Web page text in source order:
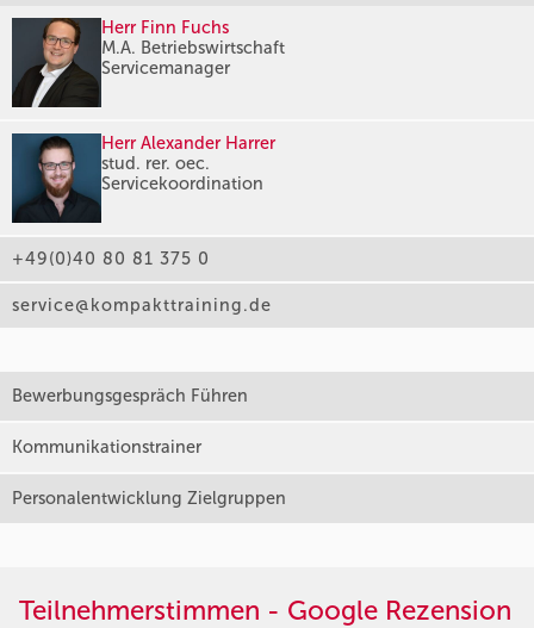
Herr Finn Fuchs
M.A. Betriebswirtschaft
Servicemanager
Herr Alexander Harrer
stud. rer. oec.
Servicekoordination
+49(0)40 80 81 375 0
service@kompakttraining.de
Bewerbungsgespräch Führen
Kommunikationstrainer
Personalentwicklung Zielgruppen
Teilnehmerstimmen - Google Rezension